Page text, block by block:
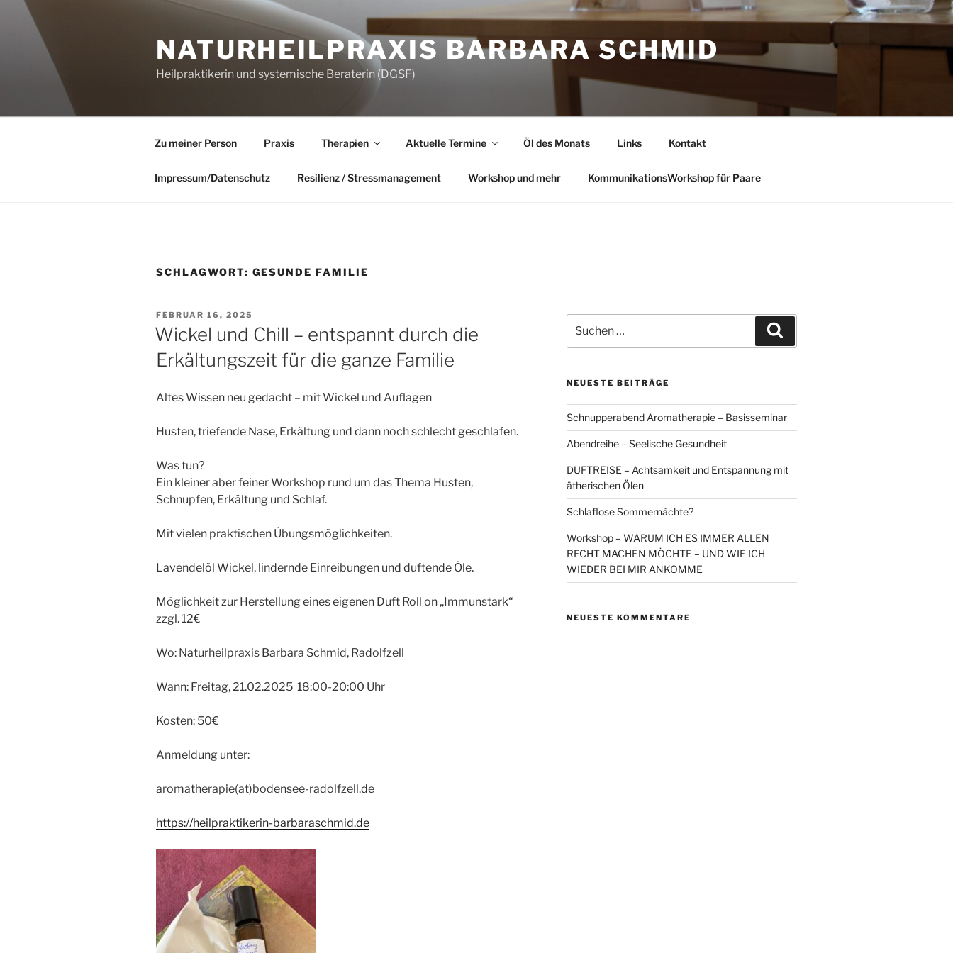
springen
NATURHEILPRAXIS BARBARA SCHMID
Heilpraktikerin und systemische Beraterin (DGSF)
Zu meiner Person Praxis Therapien Aktuelle Termine Öl des Monats Links Kontakt
Impressum/Datenschutz Resilienz / Stressmanagement Workshop und mehr KommunikationsWorkshop für Paare
SCHLAGWORT: GESUNDE FAMILIE
VERÖFFENTLICHT
AM
FEBRUAR 16, 2025
Wickel und Chill – entspannt durch die
Erkältungszeit für die ganze Familie
Altes Wissen neu gedacht – mit Wickel und Auflagen
Husten, triefende Nase, Erkältung und dann noch schlecht geschlafen.
Was tun?
Ein kleiner aber feiner Workshop rund um das Thema Husten,
Schnupfen, Erkältung und Schlaf.
Mit vielen praktischen Übungsmöglichkeiten.
Lavendelöl Wickel, lindernde Einreibungen und duftende Öle.
Möglichkeit zur Herstellung eines eigenen Duft Roll on „Immunstark“
zzgl. 12€
Wo: Naturheilpraxis Barbara Schmid, Radolfzell
Wann: Freitag, 21.02.2025 18:00-20:00 Uhr
Kosten: 50€
Anmeldung unter:
aromatherapie(at)bodensee-radolfzell.de
https://heilpraktikerin-barbaraschmid.de
nach:
NEUESTE BEITRÄGE
Schnupperabend Aromatherapie – Basisseminar
Abendreihe – Seelische Gesundheit
DUFTREISE – Achtsamkeit und Entspannung mit
ätherischen Ölen
Schlaflose Sommernächte?
Workshop – WARUM ICH ES IMMER ALLEN
RECHT MACHEN MÖCHTE – UND WIE ICH
WIEDER BEI MIR ANKOMME
NEUESTE KOMMENTARE